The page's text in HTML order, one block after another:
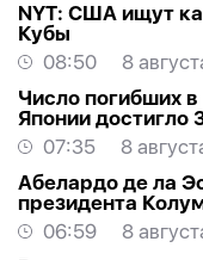
NYT: США ищут
Кубы
08:50
8
Число погибших
Японии достигло
07:35
8
Абелардо де ла
президента
06:59
8